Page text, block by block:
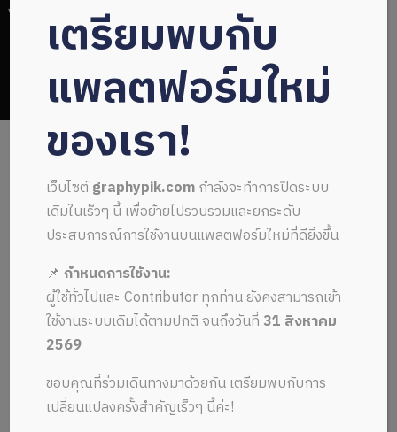
ไฟล์เกียตริบัตรสวยๆ
ALL MUSIC FROM ไฟล์เกียตริบัตรสวยๆ
1 Sale
เตรียมพบกับ
แพลตฟอร์มใหม่
ของเรา!
เว็บไซต์graphypik.comกำลังจะทำการปิดระบบ
เดิมในเร็วๆ นี้ เพื่อย้ายไปรวบรวมและยกระดับ
ประสบการณ์การใช้งานบนแพลตฟอร์มใหม่ที่ดียิ่งขึ้น
📌กำหนดการใช้งาน:
ผู้ใช้ทั่วไปและ Contributor ทุกท่าน ยังคงสามารถเข้า
ใช้งานระบบเดิมได้ตามปกติ จนถึงวันที่ 31 สิงหาคม
2569
ขอบคุณที่ร่วมเดินทางมาด้วยกัน เตรียมพบกับการ
เปลี่ยนแปลงครั้งสำคัญเร็วๆ นี้ค่ะ!